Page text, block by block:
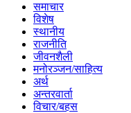
समाचार
विशेष
स्थानीय
राजनीति
जीवनशैली
मनोरञ्जन/साहित्य
अर्थ
अन्तरवार्ता
विचार/बहस